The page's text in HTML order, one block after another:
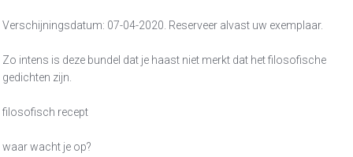
Verschijningsdatum: 07-04-2020. Reserveer alvast uw exemplaar.
Zo intens is deze bundel dat je haast niet merkt dat het filosofische
gedichten zijn.
filosofisch recept
waar wacht je op?